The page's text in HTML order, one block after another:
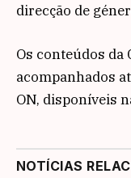
direcção de
Os conteúdos da
acompanhados
ON, disponíveis
NOTÍCIAS